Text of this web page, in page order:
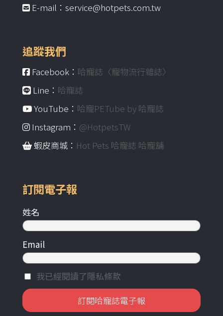
E-mail：service@hotpets.com.tw
追蹤我們
Facebook： 哈寵誌〈寵物流行雜誌〉
Line： 哈寵誌
YouTube： 哈寵PETube by 哈寵誌
Instagram： @HotpetsTW
蝦皮商城： Hot Pets 哈寵誌 哈寵舖
訂閱電子報
姓名
Email
我已經閱讀了隱私條款